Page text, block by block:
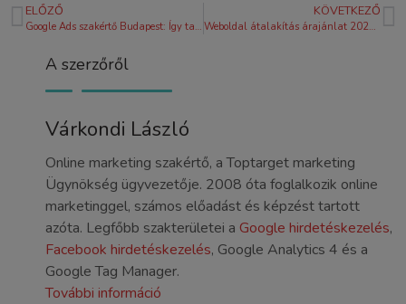
ELŐZŐ
Google Ads szakértő Budapest: Így találj profitot termelő partnert 2026-ban
KÖVETKEZŐ
Weboldal átalakítás árajánlat 2026: Útmutató a megtérülő befektetéshez
A szerzőről
Várkondi László
Online marketing szakértő, a Toptarget marketing
Ügynökség ügyvezetője. 2008 óta foglalkozik online
marketinggel, számos előadást és képzést tartott
azóta. Legfőbb szakterületei a Google hirdetéskezelés,
Facebook hirdetéskezelés, Google Analytics 4 és a
Google Tag Manager.
További információ